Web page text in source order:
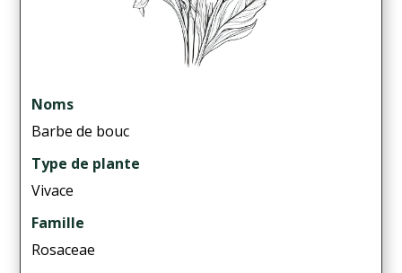
Noms
Barbe de bouc
Type de plante
Vivace
Famille
Rosaceae